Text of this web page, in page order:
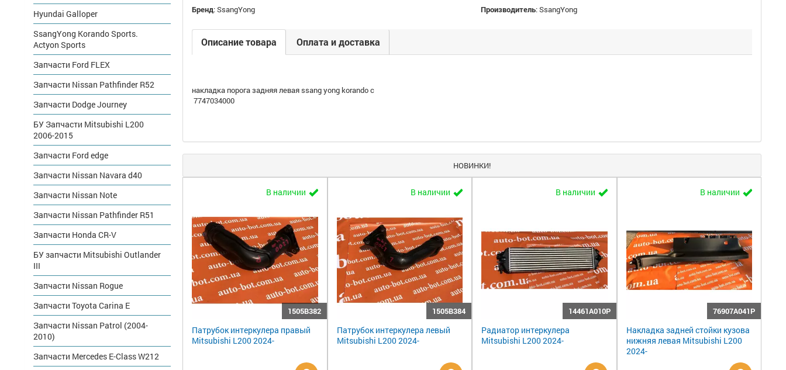
Бренд:SsangYong Производитель:SsangYong
Описание товара Оплата и доставка
накладка порога задняя левая ssang yong korando c
7747034000
НОВИНКИ!
В наличии
1505B382
Патрубок интеркулера правый
Mitsubishi L200 2024-
В наличии
1505B384
Патрубок интеркулера левый
Mitsubishi L200 2024-
В наличии
14461A010P
Радиатор интеркулера
Mitsubishi L200 2024-
В наличии
76907A041P
Накладка задней стойки кузова
нижняя левая Mitsubishi L200
2024-
Hyundai Galloper
SsangYong Korando Sports.
Actyon Sports
Запчасти Ford FLEX
Запчасти Nissan Pathfinder R52
Запчасти Dodge Journey
БУ Запчасти Mitsubishi L200
2006-2015
Запчасти Ford edge
Запчасти Nissan Navara d40
Запчасти Nissan Note
Запчасти Nissan Pathfinder R51
Запчасти Honda CR-V
БУ запчасти Mitsubishi Outlander
III
Запчасти Nissan Rogue
Запчасти Toyota Carina E
Запчасти Nissan Patrol (2004-
2010)
Запчасти Mercedes E-Class W212